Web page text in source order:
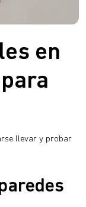
en
llevar y probar